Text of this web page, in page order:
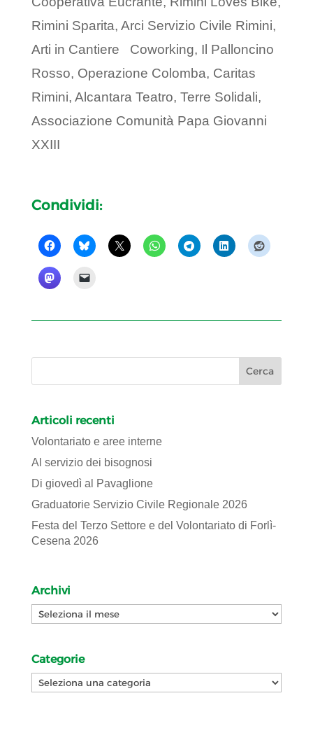
Rimini Sparita, Arci Servizio Civile Rimini,
Arti in Cantiere Coworking, Il Palloncino
Rosso, Operazione Colomba, Caritas
Rimini, Alcantara Teatro, Terre Solidali,
Associazione Comunità Papa Giovanni
XXIII
Condividi:
Articoli recenti
Volontariato e aree interne
Al servizio dei bisognosi
Di giovedì al Pavaglione
Graduatorie Servizio Civile Regionale 2026
Festa del Terzo Settore e del Volontariato di Forlì-
Cesena 2026
Archivi
Archivi
Categorie
Categorie